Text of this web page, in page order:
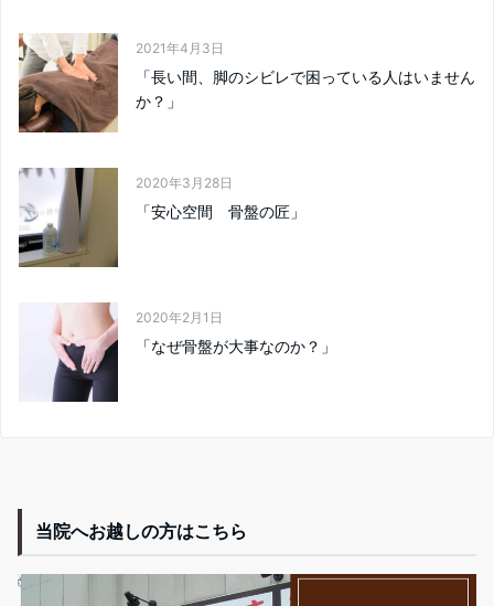
2021年4月3日
「長い間、脚のシビレで困っている人はいません
か？」
2020年3月28日
「安心空間 骨盤の匠」
2020年2月1日
「なぜ骨盤が大事なのか？」
当院へお越しの方はこちら